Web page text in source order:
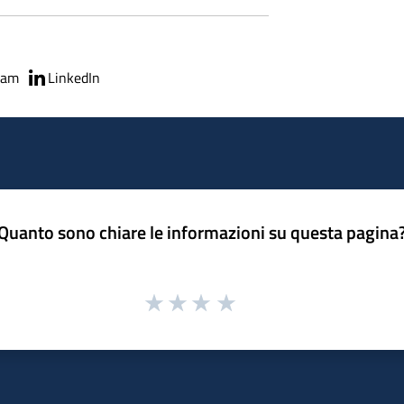
LinkedIn
sono chiare le informazioni su questa